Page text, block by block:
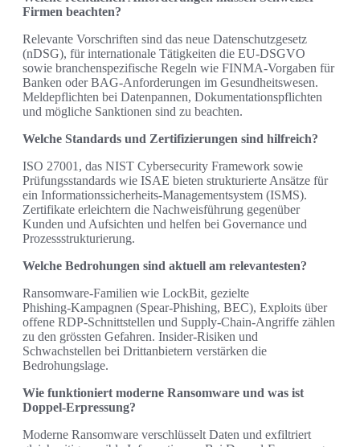
Firmen beachten?
Relevante Vorschriften sind das neue Datenschutzgesetz
(nDSG), für internationale Tätigkeiten die EU‑DSGVO
sowie branchenspezifische Regeln wie FINMA‑Vorgaben für
Banken oder BAG‑Anforderungen im Gesundheitswesen.
Meldepflichten bei Datenpannen, Dokumentationspflichten
und mögliche Sanktionen sind zu beachten.
Welche Standards und Zertifizierungen sind hilfreich?
ISO 27001, das NIST Cybersecurity Framework sowie
Prüfungsstandards wie ISAE bieten strukturierte Ansätze für
ein Informationssicherheits‑Managementsystem (ISMS).
Zertifikate erleichtern die Nachweisführung gegenüber
Kunden und Aufsichten und helfen bei Governance und
Prozessstrukturierung.
Welche Bedrohungen sind aktuell am relevantesten?
Ransomware‑Familien wie LockBit, gezielte
Phishing‑Kampagnen (Spear‑Phishing, BEC), Exploits über
offene RDP‑Schnittstellen und Supply‑Chain‑Angriffe zählen
zu den grössten Gefahren. Insider‑Risiken und
Schwachstellen bei Drittanbietern verstärken die
Bedrohungslage.
Wie funktioniert moderne Ransomware und was ist
Doppel‑Erpressung?
Moderne Ransomware verschlüsselt Daten und exfiltriert